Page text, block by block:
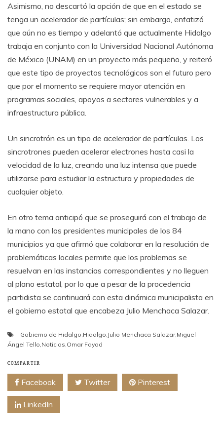
Asimismo, no descartó la opción de que en el estado se
tenga un acelerador de partículas; sin embargo, enfatizó
que aún no es tiempo y adelantó que actualmente Hidalgo
trabaja en conjunto con la Universidad Nacional Autónoma
de México (UNAM) en un proyecto más pequeño, y reiteró
que este tipo de proyectos tecnológicos son el futuro pero
que por el momento se requiere mayor atención en
programas sociales, apoyos a sectores vulnerables y a
infraestructura pública.
Un sincrotrón es un tipo de acelerador de partículas. Los
sincrotrones pueden acelerar electrones hasta casi la
velocidad de la luz, creando una luz intensa que puede
utilizarse para estudiar la estructura y propiedades de
cualquier objeto.
En otro tema anticipó que se proseguirá con el trabajo de
la mano con los presidentes municipales de los 84
municipios ya que afirmó que colaborar en la resolución de
problemáticas locales permite que los problemas se
resuelvan en las instancias correspondientes y no lleguen
al plano estatal, por lo que a pesar de la procedencia
partidista se continuará con esta dinámica municipalista en
el gobierno estatal que encabeza Julio Menchaca Salazar.
Gobierno de Hidalgo Hidalgo Julio Menchaca Salazar, Miguel
Ángel Tello Noticias Omar Fayad
COMPARTIR
Facebook Twitter Pinterest
LinkedIn